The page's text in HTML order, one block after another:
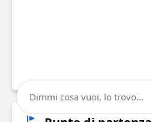
Dimmi cosa vuoi, lo trovo...